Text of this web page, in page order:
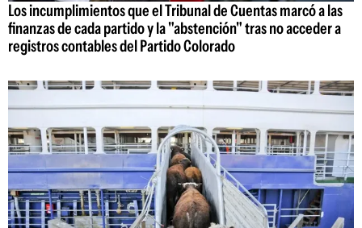
Los incumplimientos que el Tribunal de Cuentas marcó a las
finanzas de cada partido y la "abstención" tras no acceder a
registros contables del Partido Colorado